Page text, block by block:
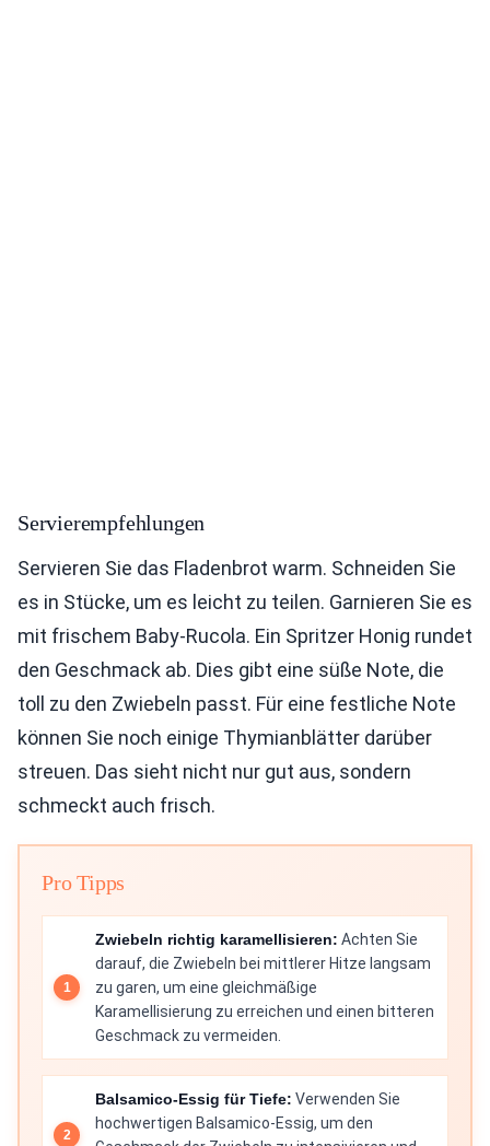
Servierempfehlungen
Servieren Sie das Fladenbrot warm. Schneiden Sie
es in Stücke, um es leicht zu teilen. Garnieren Sie es
mit frischem Baby-Rucola. Ein Spritzer Honig rundet
den Geschmack ab. Dies gibt eine süße Note, die
toll zu den Zwiebeln passt. Für eine festliche Note
können Sie noch einige Thymianblätter darüber
streuen. Das sieht nicht nur gut aus, sondern
schmeckt auch frisch.
Pro Tipps
Zwiebeln richtig karamellisieren: Achten Sie
darauf, die Zwiebeln bei mittlerer Hitze langsam
zu garen, um eine gleichmäßige
Karamellisierung zu erreichen und einen bitteren
Geschmack zu vermeiden.
Balsamico-Essig für Tiefe: Verwenden Sie
hochwertigen Balsamico-Essig, um den